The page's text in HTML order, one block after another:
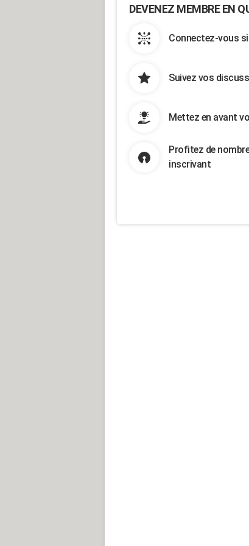
DEVENEZ MEMBRE EN
Connectez-vous
Suivez vos
Mettez en avant
Profitez de
inscrivant